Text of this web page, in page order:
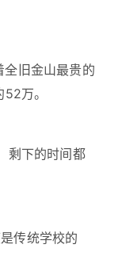
旧金山最贵的
万。
剩下的时间都
传统学校的